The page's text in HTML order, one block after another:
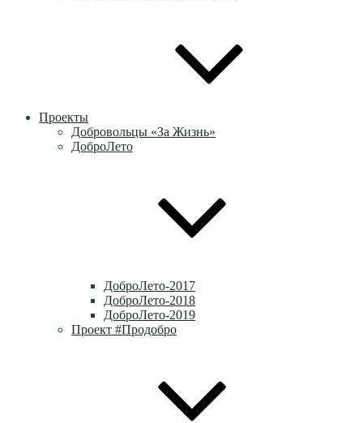
Проекты
Добровольцы «За Жизнь»
ДоброЛето
ДоброЛето-2017
ДоброЛето-2018
ДоброЛето-2019
Проект #Продобро